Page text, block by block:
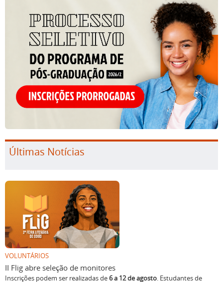
Últimas Notícias
VOLUNTÁRIOS
II Flig abre seleção de monitores
Inscrições podem ser realizadas de6 a 12 de agosto. Estudantes de